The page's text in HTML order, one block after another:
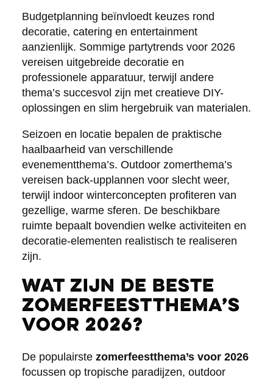
Budgetplanning beïnvloedt keuzes rond
decoratie, catering en entertainment
aanzienlijk. Sommige partytrends voor 2026
vereisen uitgebreide decoratie en
professionele apparatuur, terwijl andere
thema’s succesvol zijn met creatieve DIY-
oplossingen en slim hergebruik van materialen.
Seizoen en locatie bepalen de praktische
haalbaarheid van verschillende
evenementthema’s. Outdoor zomerthema’s
vereisen back-upplannen voor slecht weer,
terwijl indoor winterconcepten profiteren van
gezellige, warme sferen. De beschikbare
ruimte bepaalt bovendien welke activiteiten en
decoratie-elementen realistisch te realiseren
zijn.
Wat zijn de beste
zomerfeestthema’s
voor 2026?
De populairste zomerfeestthema’s voor 2026
focussen op tropische paradijzen, outdoor